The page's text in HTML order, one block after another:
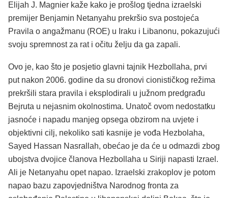
Elijah J. Magnier kaže kako je prošlog tjedna izraelski
premijer Benjamin Netanyahu prekršio sva postojeća
Pravila o angažmanu (ROE) u Iraku i Libanonu, pokazujući
svoju spremnost za rat i očitu želju da ga zapali.
Ovo je, kao što je posjetio glavni tajnik Hezbollaha, prvi
put nakon 2006. godine da su dronovi cionističkog režima
prekršili stara pravila i eksplodirali u južnom predgrađu
Bejruta u nejasnim okolnostima. Unatoč ovom nedostatku
jasnoće i napadu manjeg opsega obzirom na uvjete i
objektivni cilj, nekoliko sati kasnije je vođa Hezbolaha,
Sayed Hassan Nasrallah, obećao je da će u odmazdi zbog
ubojstva dvojice članova Hezbollaha u Siriji napasti Izrael.
Ali je Netanyahu opet napao. Izraelski zrakoplov je potom
napao bazu zapovjedništva Narodnog fronta za